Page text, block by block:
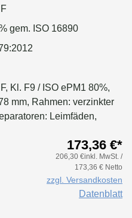
gem. ISO 16890
Kl. F9 / ISO ePM1 80%,
mm, Rahmen: verzinkter
Leimfäden,
173,36 €*
206,30 €inkl. MwSt. /
173,36 € Netto
zzgl. Versandkosten
Datenblatt